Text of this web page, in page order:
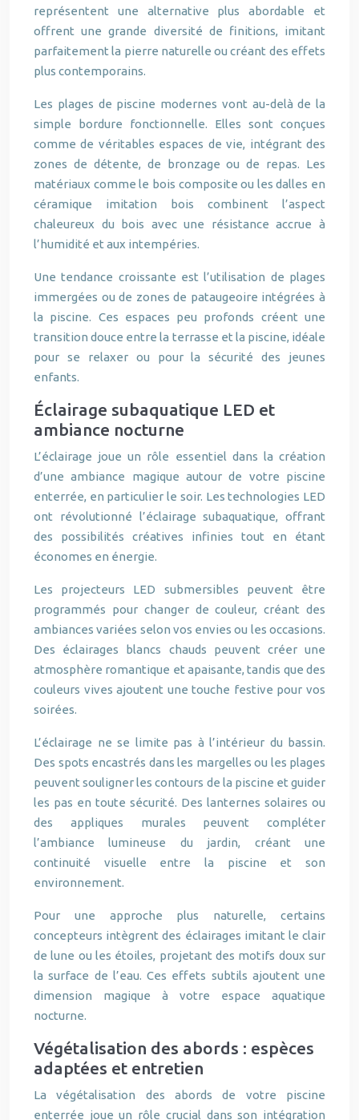
représentent une alternative plus abordable et
offrent une grande diversité de finitions, imitant
parfaitement la pierre naturelle ou créant des effets
plus contemporains.
Les plages de piscine modernes vont au-delà de la
simple bordure fonctionnelle. Elles sont conçues
comme de véritables espaces de vie, intégrant des
zones de détente, de bronzage ou de repas. Les
matériaux comme le bois composite ou les dalles en
céramique imitation bois combinent l’aspect
chaleureux du bois avec une résistance accrue à
l’humidité et aux intempéries.
Une tendance croissante est l’utilisation de plages
immergées ou de zones de pataugeoire intégrées à
la piscine. Ces espaces peu profonds créent une
transition douce entre la terrasse et la piscine, idéale
pour se relaxer ou pour la sécurité des jeunes
enfants.
Éclairage subaquatique LED et
ambiance nocturne
L’éclairage joue un rôle essentiel dans la création
d’une ambiance magique autour de votre piscine
enterrée, en particulier le soir. Les technologies LED
ont révolutionné l’éclairage subaquatique, offrant
des possibilités créatives infinies tout en étant
économes en énergie.
Les projecteurs LED submersibles peuvent être
programmés pour changer de couleur, créant des
ambiances variées selon vos envies ou les occasions.
Des éclairages blancs chauds peuvent créer une
atmosphère romantique et apaisante, tandis que des
couleurs vives ajoutent une touche festive pour vos
soirées.
L’éclairage ne se limite pas à l’intérieur du bassin.
Des spots encastrés dans les margelles ou les plages
peuvent souligner les contours de la piscine et guider
les pas en toute sécurité. Des lanternes solaires ou
des appliques murales peuvent compléter
l’ambiance lumineuse du jardin, créant une
continuité visuelle entre la piscine et son
environnement.
Pour une approche plus naturelle, certains
concepteurs intègrent des éclairages imitant le clair
de lune ou les étoiles, projetant des motifs doux sur
la surface de l’eau. Ces effets subtils ajoutent une
dimension magique à votre espace aquatique
nocturne.
Végétalisation des abords : espèces
adaptées et entretien
La végétalisation des abords de votre piscine
enterrée joue un rôle crucial dans son intégration